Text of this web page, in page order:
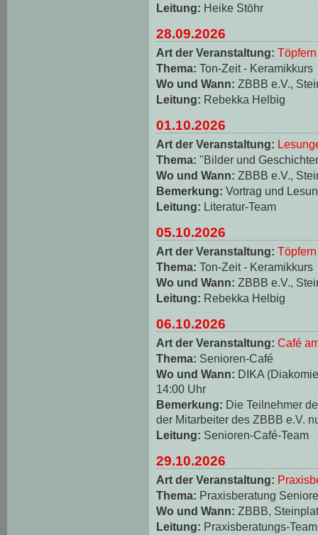
Leitung: Heike Stöhr
28.09.2026
Art der Veranstaltung: Töpfern
Thema: Ton-Zeit - Keramikkurs
Wo und Wann: ZBBB e.V.,
Leitung: Rebekka Helbig
01.10.2026
Art der Veranstaltung:
Thema: "Bilder und
Wo und Wann: ZBBB e.V.,
Bemerkung: Vortrag und
Leitung: Literatur-Team
05.10.2026
Art der Veranstaltung: Töpfern
Thema: Ton-Zeit - Keramikkurs
Wo und Wann: ZBBB e.V.,
Leitung: Rebekka Helbig
06.10.2026
Art der Veranstaltung: Café
Thema: Senioren-Café
Wo und Wann: DIKA
14:00 Uhr
Bemerkung: Die Teilnehmer
der Mitarbeiter des ZBBB e.V.
Leitung: Senioren-Café-Team
29.10.2026
Art der Veranstaltung:
Thema: Praxisberatung
Wo und Wann: ZBBB,
Leitung: Praxisberatungs-Team